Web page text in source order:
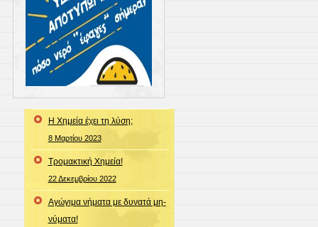
Η Χημεία έχει τη λύση;
8 Μαρτίου 2023
Τρομακτική Χημεία!
22 Δεκεμβρίου 2022
Αγώγιμα νήματα με δυνατά μη-
νύματα!